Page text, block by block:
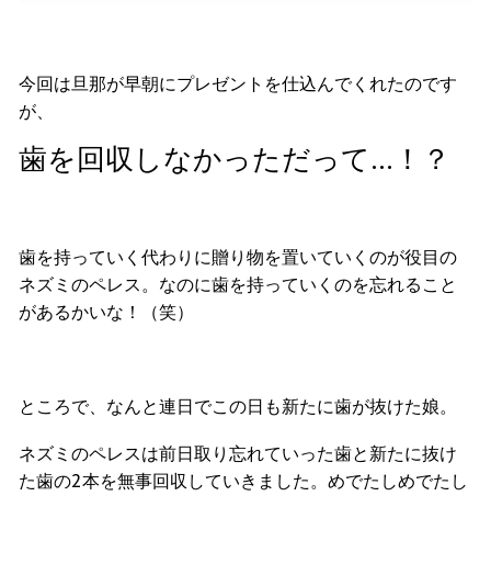
今回は旦那が早朝にプレゼントを仕込んでくれたのです
が、
歯を回収しなかっただって…！？
歯を持っていく代わりに贈り物を置いていくのが役目の
ネズミのペレス。なのに歯を持っていくのを忘れること
があるかいな！（笑）
ところで、なんと連日でこの日も新たに歯が抜けた娘。
ネズミのペレスは前日取り忘れていった歯と新たに抜け
た歯の2本を無事回収していきました。めでたしめでたし